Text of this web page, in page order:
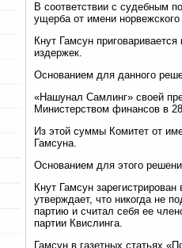
В соответствии с судебным
ущерба от имени норвежского
Кнут Гамсун
издержек.
Основанием для данного
«Нашунал Самлинг» своей
Министерством финансов в
Из этой суммы Комитет от
Гамсуна.
Основанием для этого
Кнут Гамсун
утверждает, что никогда не
партию и считал себя ее
партии Квислинга.
Гамсун в газетных статьях